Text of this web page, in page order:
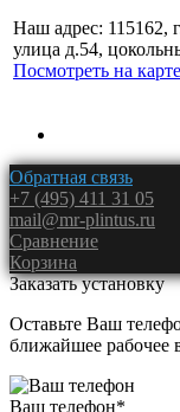
Наш адрес: 115162,
улица д.54,
Посмотреть на карте
Обратная связь
+7 (495) 411 31 05
mail@mr-plintus.ru
Сравнение
Корзина
Заказать установку
Оставьте Ваш
ближайшее рабочее
Ваш телефон*